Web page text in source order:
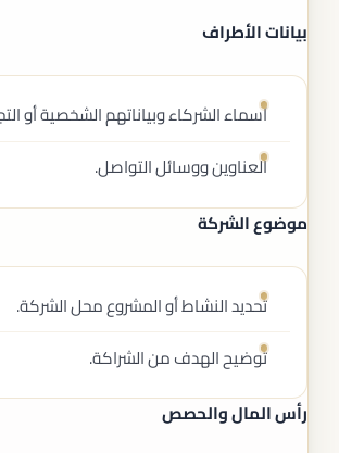
بيانات الأطراف
أسماء الشركاء وبياناتهم الشخصية أو
العناوين ووسائل التواصل.
موضوع الشركة
تحديد النشاط أو المشروع محل الشركة.
توضيح الهدف من الشراكة.
رأس المال والحصص